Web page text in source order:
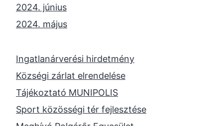
2024. június
2024. május
2023. november
2023. október
2023. szeptember
2023. június
Ingatlanárverési hirdetmény
Községi zárlat elrendelése
Tájékoztató MUNIPOLIS
Sport közösségi tér fejlesztése